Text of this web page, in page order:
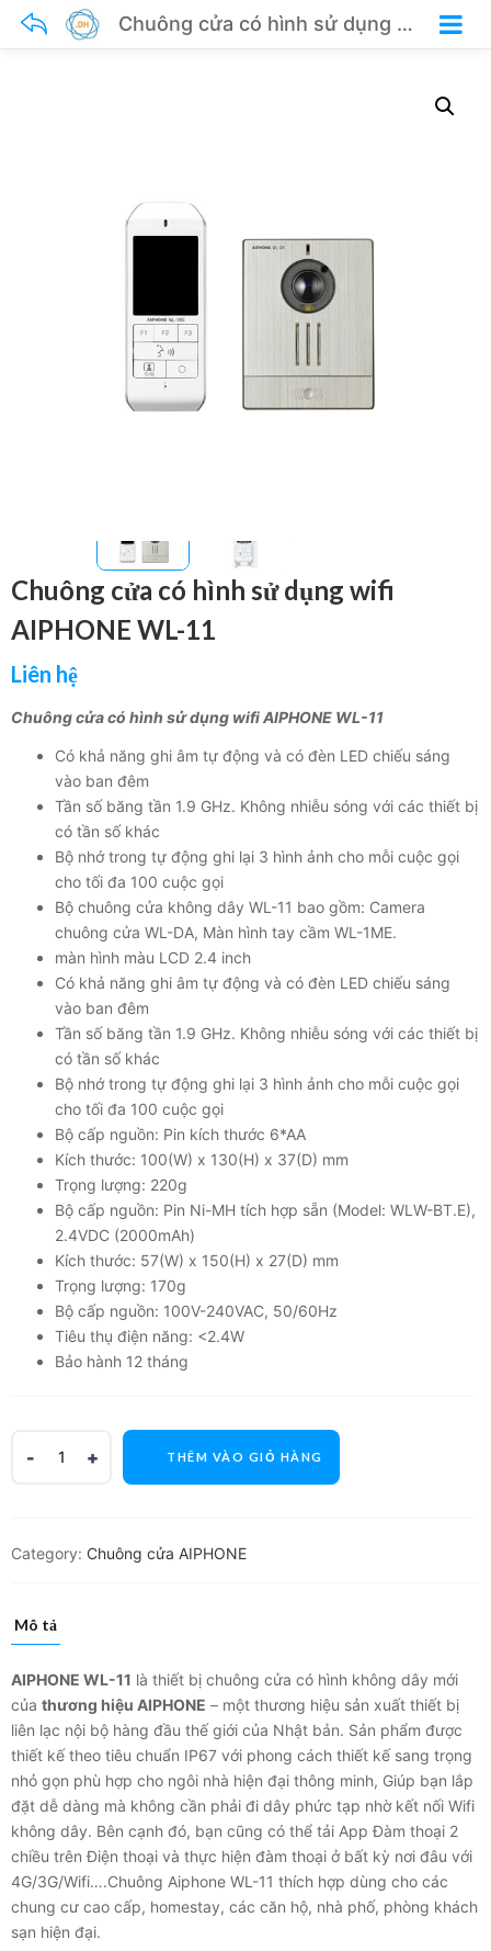
Chuông cửa có hình sử dụng wifi AIPHONE WL-11
Chuông cửa có hình sử dụng wifi
AIPHONE WL-11
Liên hệ
Chuông cửa có hình sử dụng wifi AIPHONE WL-11
Có khả năng ghi âm tự động và có đèn LED chiếu sáng
vào ban đêm
Tần số băng tần 1.9 GHz. Không nhiễu sóng với các thiết bị
có tần số khác
Bộ nhớ trong tự động ghi lại 3 hình ảnh cho mỗi cuộc gọi
cho tối đa 100 cuộc gọi
Bộ chuông cửa không dây WL-11 bao gồm: Camera
chuông cửa WL-DA, Màn hình tay cầm WL-1ME.
màn hình màu LCD 2.4 inch
Có khả năng ghi âm tự động và có đèn LED chiếu sáng
vào ban đêm
Tần số băng tần 1.9 GHz. Không nhiễu sóng với các thiết bị
có tần số khác
Bộ nhớ trong tự động ghi lại 3 hình ảnh cho mỗi cuộc gọi
cho tối đa 100 cuộc gọi
Bộ cấp nguồn: Pin kích thước 6*AA
Kích thước: 100(W) x 130(H) x 37(D) mm
Trọng lượng: 220g
Bộ cấp nguồn: Pin Ni-MH tích hợp sẵn (Model: WLW-BT.E),
2.4VDC (2000mAh)
Kích thước: 57(W) x 150(H) x 27(D) mm
Trọng lượng: 170g
Bộ cấp nguồn: 100V-240VAC, 50/60Hz
Tiêu thụ điện năng: <2.4W
Bảo hành 12 tháng
THÊM VÀO GIỎ HÀNG
Category: Chuông cửa AIPHONE
Mô tả
AIPHONE WL-11 là thiết bị chuông cửa có hình không dây mới
của thương hiệu AIPHONE – một thương hiệu sản xuất thiết bị
liên lạc nội bộ hàng đầu thế giới của Nhật bản. Sản phẩm được
thiết kế theo tiêu chuẩn IP67 với phong cách thiết kế sang trọng
nhỏ gọn phù hợp cho ngôi nhà hiện đại thông minh, Giúp bạn lắp
đặt dễ dàng mà không cần phải đi dây phức tạp nhờ kết nối Wifi
không dây. Bên cạnh đó, bạn cũng có thể tải App Đàm thoại 2
chiều trên Điện thoại và thực hiện đàm thoại ở bất kỳ nơi đâu với
4G/3G/Wifi….Chuông Aiphone WL-11 thích hợp dùng cho các
chung cư cao cấp, homestay, các căn hộ, nhà phố, phòng khách
sạn hiện đại.